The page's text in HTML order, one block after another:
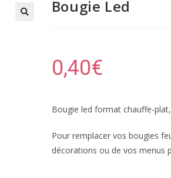
Bougie Led
0,40€
Bougie led format chauffe-
Pour remplacer vos bougies
décorations ou de vos menus